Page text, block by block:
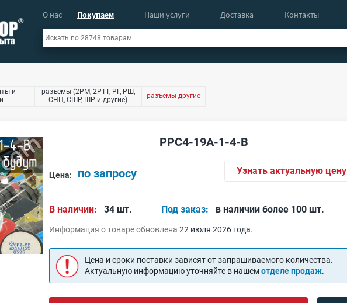
О нас Покупаем Наши услуги Доставка Контакты
и
разъемы (2РМ, 2РТТ, РГ, РШ,
СНЦ, СШР, ШР и другие)
разъемы другие
РРС4-19А-1-4-В
Цена: по запросу Узнать актуальную цену
В наличии: 34 шт. Под заказ: в наличии более 100 шт.
Информация о товаре обновлена22 июля 2026 года.
Цена и сроки поставки зависят от запрашиваемого количества.
Актуальную информацию уточняйте в нашемотделе продаж.